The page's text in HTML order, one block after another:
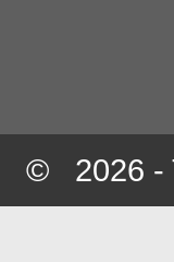
© 2026 -